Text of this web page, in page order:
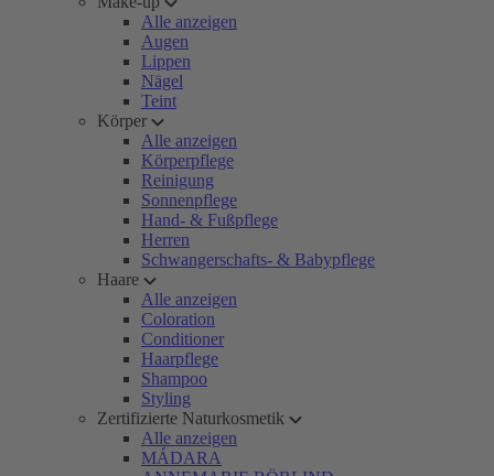
Alle anzeigen
Augen
Lippen
Nägel
Teint
Körper
Alle anzeigen
Körperpflege
Reinigung
Sonnenpflege
Hand- & Fußpflege
Herren
Schwangerschafts- & Babypflege
Haare
Alle anzeigen
Coloration
Conditioner
Haarpflege
Shampoo
Styling
Zertifizierte Naturkosmetik
Alle anzeigen
MÁDARA